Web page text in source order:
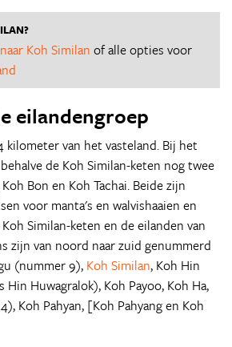
Koh Similan of alle opties voor
eilandengroep
kilometer van het vasteland. Bij het
de Koh Similan-keten nog twee
Bon en Koh Tachai. Beide zijn
voor manta's en walvishaaien en
Similan-keten en de eilanden van
zijn van noord naar zuid genummerd
(nummer 9), Koh Similan, Koh Hin
Hin Huwagralok), Koh Payoo, Koh Ha,
Koh Pahyan, [Koh Pahyang en Koh